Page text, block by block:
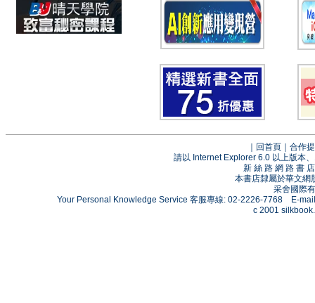
回首頁
合作
請以 Internet Explorer 6.0 以上版本
新 絲 路 網 路 書
本書店隸屬於華文網
采舍國際
Your Personal Knowledge Service 客服專線: 02-2226-7768 E-
c 2001